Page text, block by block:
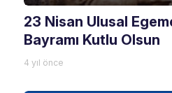
23 Nisan Ulusal
Bayramı Kutlu Olsun
4 yıl önce